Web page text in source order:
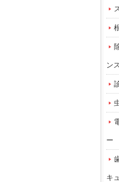
ンス
ー
キ